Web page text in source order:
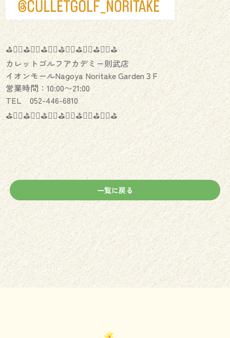
⛳️🏌️‍♂️⛳️🏌️‍♀️⛳️🏌️‍♂️⛳️🏌️‍♀️⛳️🏌️‍♂️⛳️🏌️‍♀️⛳️
カレットゴルフアカデミー則武店
イオンモールNagoya Noritake Garden３F
営業時間：10:00〜21:00
TEL 052-446-6810
⛳️🏌️‍♂️⛳️🏌️‍♀️⛳️🏌️‍♂️⛳️🏌️‍♀️⛳️🏌️‍♂️⛳️🏌️‍♀️⛳️
一覧に戻る